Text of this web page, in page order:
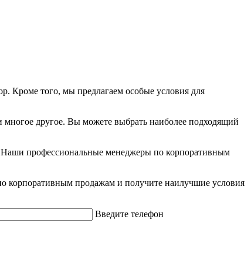
Кроме того, мы предлагаем особые условия для
другое. Вы можете выбрать наиболее подходящий
Наши профессиональные менеджеры по корпоративным
корпоративным продажам и получите наилучшие условия
Введите телефон